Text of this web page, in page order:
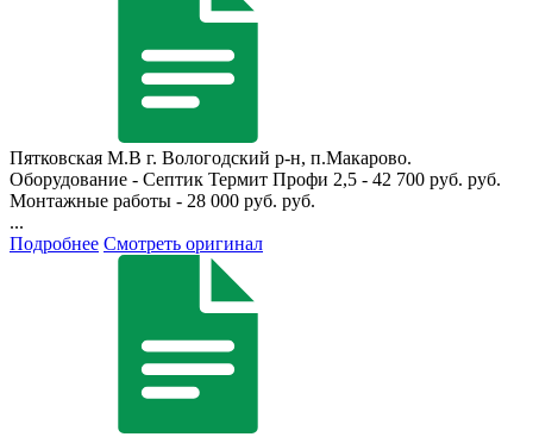
Пятковская М.В г. Вологодский р-н, п.Макарово.
Оборудование - Септик Термит Профи 2,5 - 42 700 руб. руб.
Монтажные работы - 28 000 руб. руб.
...
Подробнее Смотреть оригинал